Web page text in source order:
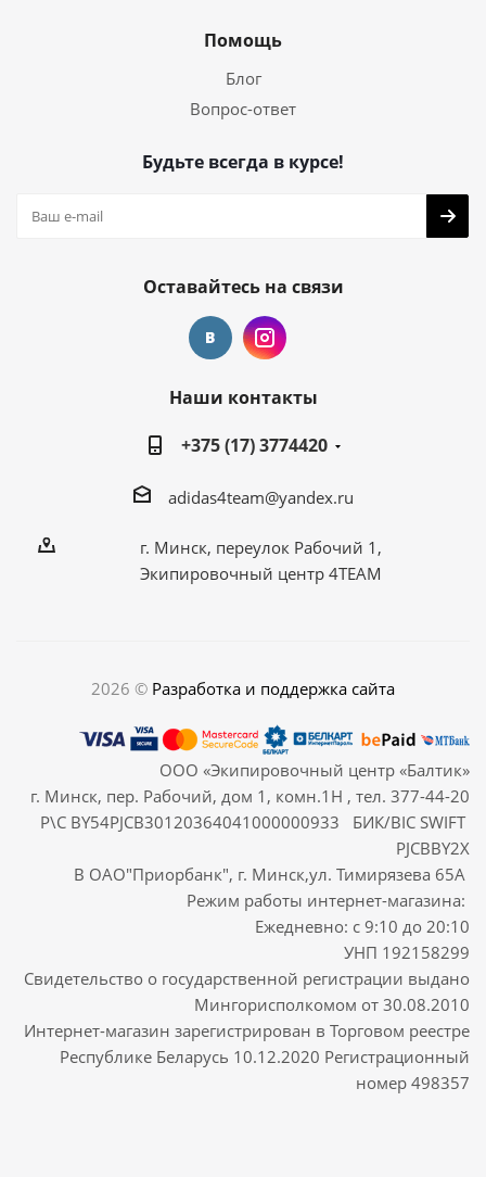
Помощь
Блог
Вопрос-ответ
Будьте всегда в курсе!
Оставайтесь на связи
Наши контакты
+375 (17) 3774420
adidas4team@yandex.ru
г. Минск, переулок Рабочий 1,
Экипировочный центр 4TEAM
2026 © Разработка и поддержка сайта
ООО «Экипировочный центр «Балтик»
г. Минск, пер. Рабочий, дом 1, комн.1Н , тел. 377-44-20
Р\С BY54PJCB30120364041000000933 БИК/BIC SWIFT
PJCBBY2X
В ОАО"Приорбанк", г. Минск,ул. Тимирязева 65А
Режим работы интернет-магазина:
Ежедневно: с 9:10 до 20:10
УНП 192158299
Свидетельство о государственной регистрации выдано
Мингорисполкомом от 30.08.2010
Интернет-магазин зарегистрирован в Торговом реестре
Республике Беларусь 10.12.2020 Регистрационный
номер 498357